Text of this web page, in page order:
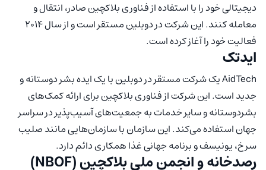
دیجیتالی خود را با استفاده از فناوری بلاکچین صادر، انتقال و
معامله کنند. این شرکت در دوبلین مستقر است و از سال 2014
فعالیت خود را آغاز کرده است.
ایدتک
AidTech یک شرکت مستقر در دوبلین با یک ایده بشر دوستانه و
جدید است. این شرکت از فناوری بلاکچین برای ارائه کمک‌های
بشردوستانه و سایر خدمات به جمعیت‌های آسیب‌پذیر در سراسر
جهان استفاده می‌کند. این سازمان با سازمان‌هایی مانند صلیب
سرخ، یونیسف و برنامه جهانی غذا همکاری دائم دارد.
رصدخانه و انجمن ملی بلاکچین (NBOF)